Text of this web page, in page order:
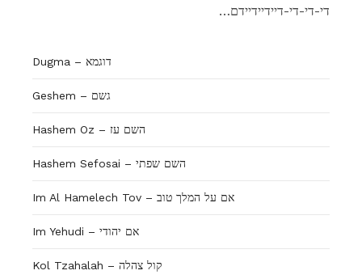
…די-די-די-דיידיידיידם
Dugma – דוגמא
Geshem – גשם
Hashem Oz – השם עז
Hashem Sefosai – השם שפתי
Im Al Hamelech Tov – אם על המלך טוב
Im Yehudi – אם יהודי
Kol Tzahalah – קול צהלה